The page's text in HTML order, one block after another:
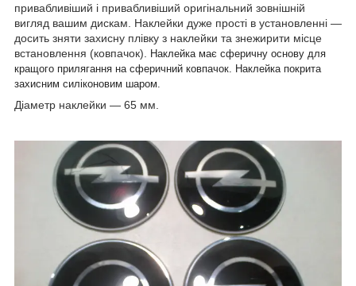
привабливіший і привабливіший оригінальний зовнішній
вигляд вашим дискам. Наклейки дуже прості в установленні —
досить зняти захисну плівку з наклейки та знежирити місце
встановлення (ковпачок).
Наклейка має сферичну основу для
кращого прилягання на сферичний ковпачок.
Наклейка покрита
захисним силіконовим шаром.
Діаметр наклейки — 65 мм.